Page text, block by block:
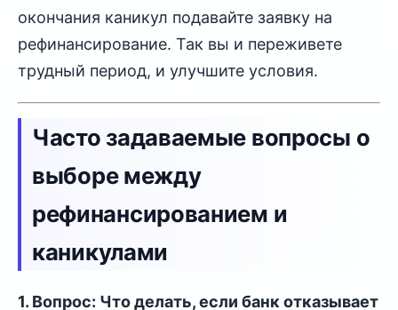
окончания каникул подавайте заявку на
рефинансирование. Так вы и переживете
трудный период, и улучшите условия.
Часто задаваемые вопросы о
выборе между
рефинансированием и
каникулами
1. Вопрос: Что делать, если банк отказывает